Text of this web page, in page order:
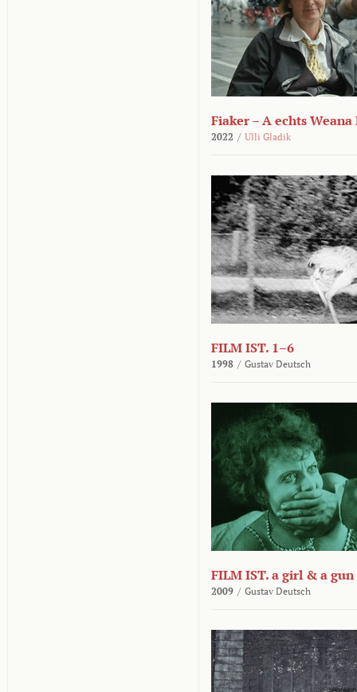
Fiaker – A echts
2022 / Ulli Gladik
FILM IST. 1–6
1998 / Gustav Deutsch
FILM IST. a girl & a gun
2009 / Gustav Deutsch